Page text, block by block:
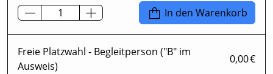
In den Warenkorb
Freie Platzwahl - Begleitperson ("B" im
Ausweis)
0,00 €